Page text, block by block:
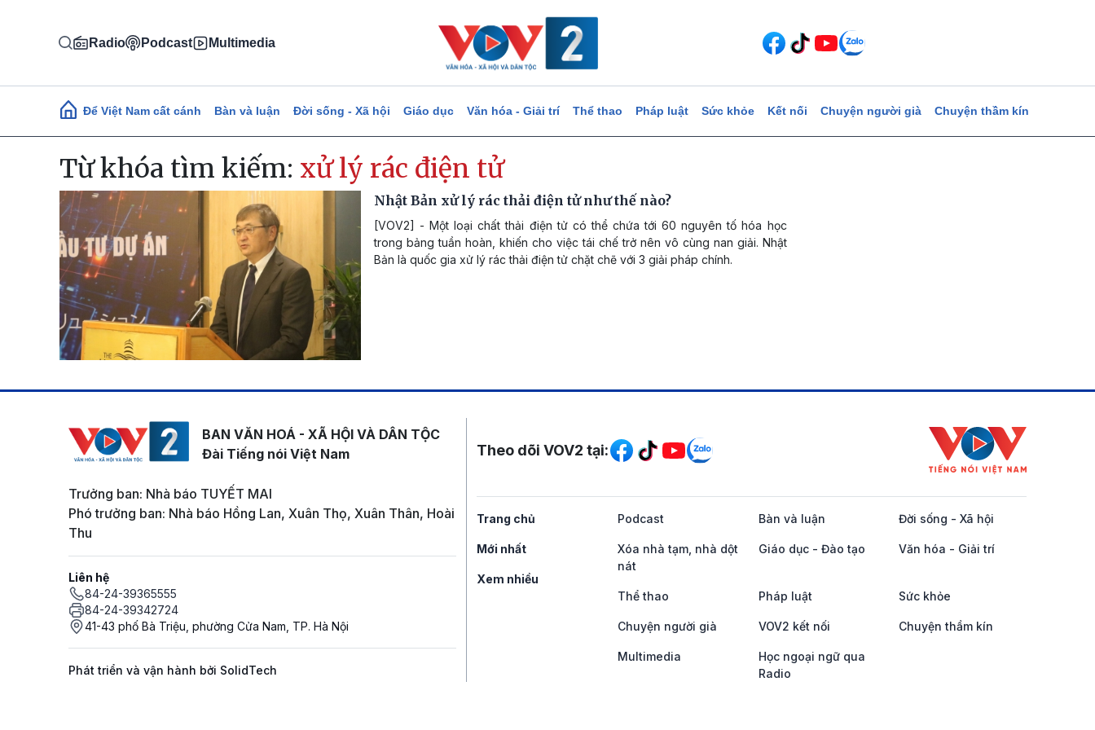
Radio Podcast Multimedia
Main navigation
Để Việt Nam cất cánh Bàn và luận Đời sống - Xã hội Giáo dục Văn hóa - Giải trí Thể thao Pháp luật Sức khỏe Kết nối Chuyện người già Chuyện thầm kín
Từ khóa tìm kiếm: xử lý rác điện tử
Nhật Bản xử lý rác thải điện tử như thế nào?
[VOV2] - Một loại chất thải điện tử có thể chứa tới 60 nguyên tố hóa học
trong bảng tuần hoàn, khiến cho việc tái chế trở nên vô cùng nan giải. Nhật
Bản là quốc gia xử lý rác thải điện tử chặt chẽ với 3 giải pháp chính.
BAN VĂN HOÁ - XÃ HỘI VÀ DÂN TỘC
Đài Tiếng nói Việt Nam
Trưởng ban: Nhà báo TUYẾT MAI
Phó trưởng ban: Nhà báo Hồng Lan, Xuân Thọ, Xuân Thân, Hoài
Thu
Liên hệ
84-24-39365555
84-24-39342724
41-43 phố Bà Triệu, phường Cửa Nam, TP. Hà Nội
Phát triển và vận hành bởi SolidTech
Mạng xã hội
Theo dõi VOV2 tại:
Trang chủ
Mới nhất
Xem nhiều
Podcast Bàn và luận Đời sống - Xã hội
Xóa nhà tạm, nhà dột
nát
Giáo dục - Đào tạo Văn hóa - Giải trí
Thể thao Pháp luật Sức khỏe
Chuyện người già VOV2 kết nối Chuyện thầm kín
Multimedia
Học ngoại ngữ qua
Radio